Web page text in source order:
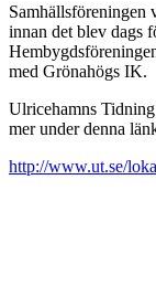
Samhällsföreningen
innan det blev dags
med Grönahögs IK.
Ulricehamns
mer under denna
http://www.ut.se/